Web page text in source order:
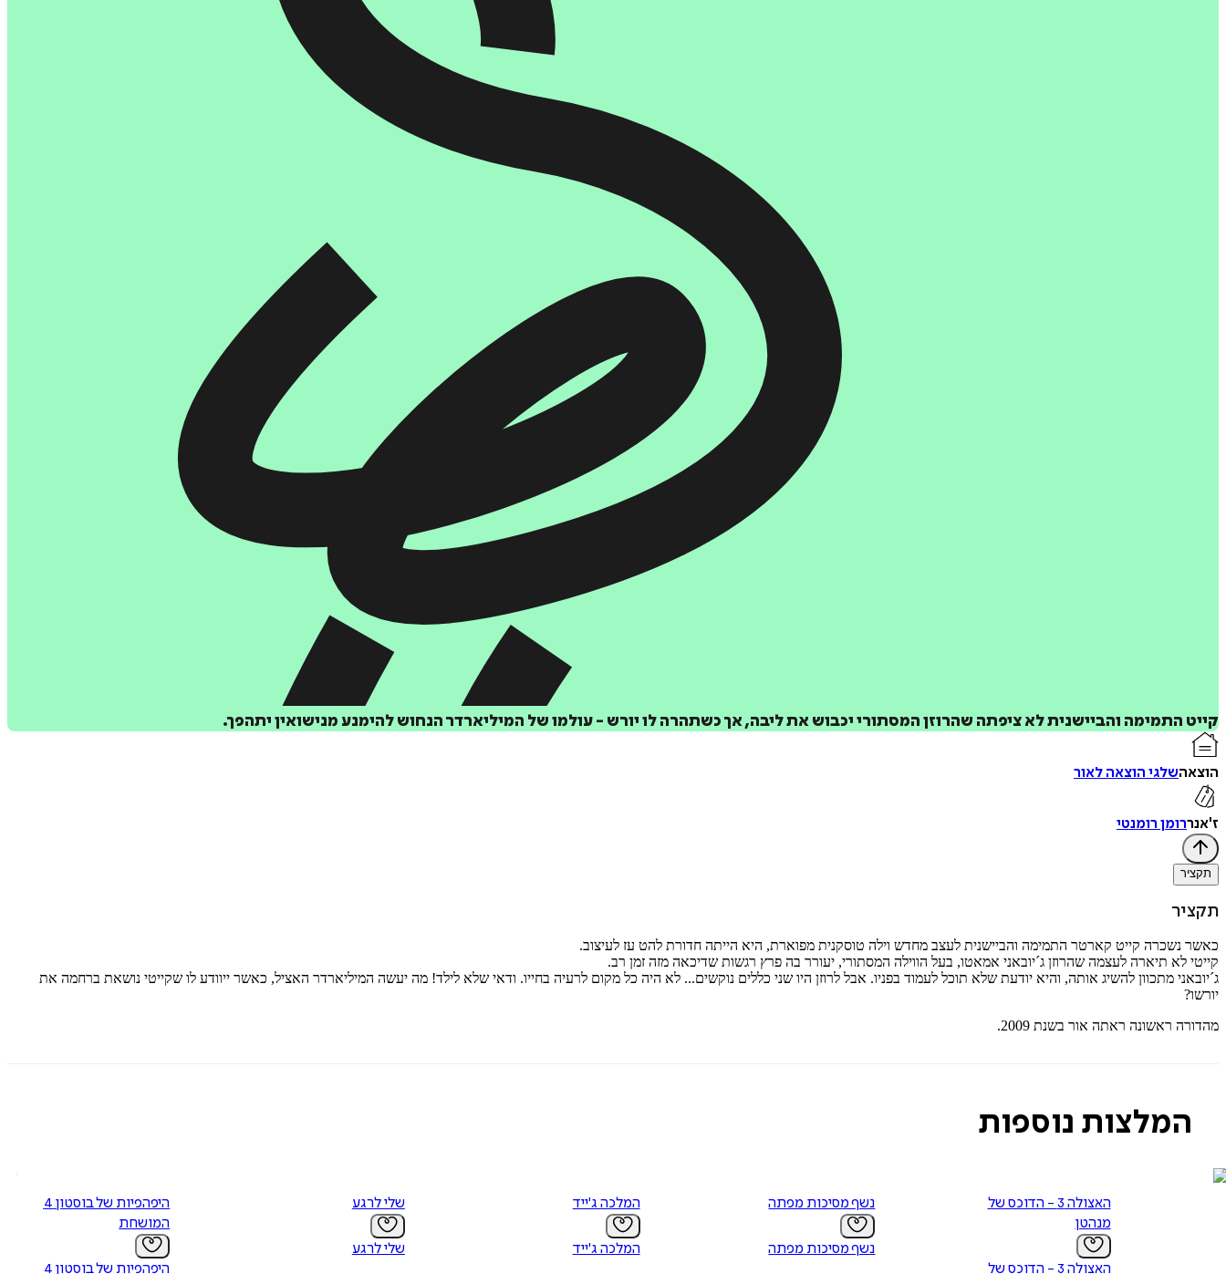
איזה פורמט בא לך?
דיגיטלי
29
קייט התמימה והביישנית לא ציפתה שהרוזן המסתורי יכבוש את ליבה, אך כשתהרה לו יורש - עולמו של המיליארדר הנחוש להימנע מנישואין יתהפך.
הוצאהשלגי הוצאה לאור
ז'אנררומן רומנטי
תקציר
תקציר
כאשר נשכרה קייט קארטר התמימה והביישנית לעצב מחדש וילה טוסקנית מפוארת, היא הייתה חדורת להט עז לעיצוב.
קייטי לא תיארה לעצמה שהרוזן ג´יובאני אמאטו, בעל הווילה המסתורי, יעורר בה פרץ רגשות שדיכאה מזה זמן רב.
ג´יובאני מתכוון להשיג אותה, והיא יודעת שלא תוכל לעמוד בפניו. אבל לרוזן היו שני כללים נוקשים... לא היה כל מקום לרעיה בחייו. ודאי שלא לילד! מה יעשה המיליארדר האציל, כאשר ייוודע לו שקייטי נושאת ברחמה את
יורשו?
מהדורה ראשונה ראתה אור בשנת 2009.
המלצות נוספות
האצולה 3 - הדוכס של
מנהטן
האצולה 3 - הדוכס של
נשף מסיכות מפתה
נשף מסיכות מפתה
המלכה ג'ייד
המלכה ג'ייד
שלי לרגע
שלי לרגע
המושחת